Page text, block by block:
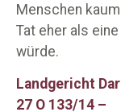
Menschen
Tat eher als
würde.
Landgericht
27 O 133/14 –